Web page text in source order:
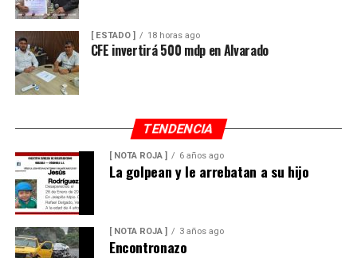
[ ESTADO ] 18 horas ago
CFE invertirá 500 mdp en Alvarado
TENDENCIA
[ NOTA ROJA ] 6 años ago
La golpean y le arrebatan a su hijo
[ NOTA ROJA ] 3 años ago
Encontronazo